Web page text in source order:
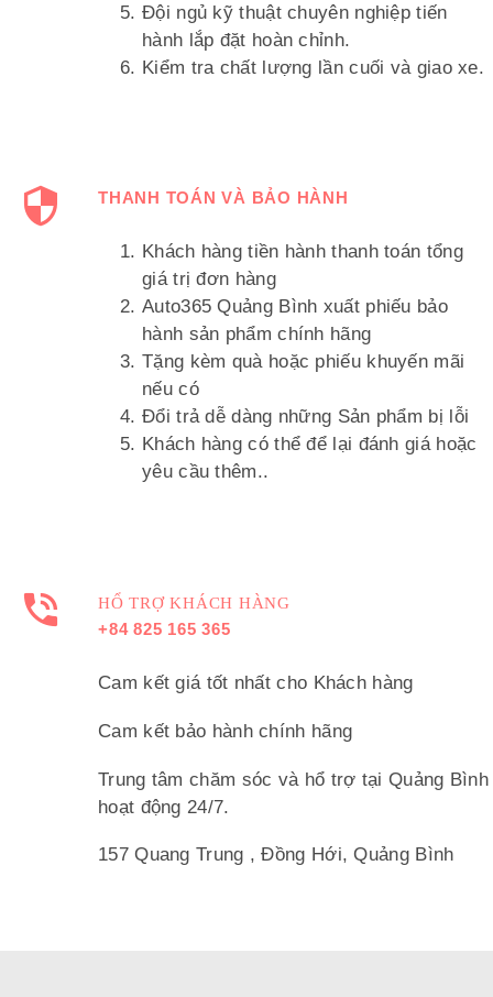
Đội ngủ kỹ thuật chuyên nghiệp tiến
hành lắp đặt hoàn chỉnh.
Kiểm tra chất lượng lần cuối và giao xe.
THANH TOÁN VÀ BẢO HÀNH
Khách hàng tiền hành thanh toán tổng
giá trị đơn hàng
Auto365 Quảng Bình xuất phiếu bảo
hành sản phẩm chính hãng
Tặng kèm quà hoặc phiếu khuyến mãi
nếu có
Đổi trả dễ dàng những Sản phẩm bị lỗi
Khách hàng có thể để lại đánh giá hoặc
yêu cầu thêm..
HỔ TRỢ KHÁCH HÀNG
+84 825 165 365
Cam kết giá tốt nhất cho Khách hàng
Cam kết bảo hành chính hãng
Trung tâm chăm sóc và hổ trợ tại Quảng Bình
hoạt động 24/7.
157 Quang Trung , Đồng Hới, Quảng Bình